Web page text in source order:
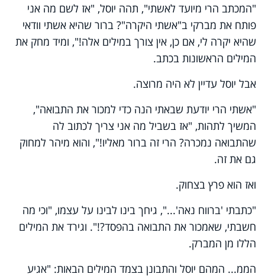
"המכתב הרי מיועד לאשתי", תהה יוסל, "אז לשם מה אני
פותח את מברקי ב"אשתי היקרה"? ברור שהיא אשתי וודאי
שהיא יקרה לי, אם כן, אין צורך במילים אלה!", ומיד מחק את
המילים הראשונות בכתב.
אבל יוסל עדיין לא היה מרוצה.
"אשתי הרי יודעת שבאתי הנה כדי למכור את התבואה",
המשיך לתהות, "אז בשביל מה אני צריך לכתוב לה
שהתבואה נמכרה? הרי זה ברור מאליו!", והוא מיהר למחוק
גם את זה.
ואז הוא פרץ בצחוק.
"כתבתי 'ברווח נאה'...", גיחך בינו לבינו על עצמו, "וכי מה
חשבתי, שאמכור את התבואה בהפסד?!". וגירד את המילים
הללו מן המברק.
הממ... המהם יוסל והתבונן בצמד המילים הבאות: "אגיע